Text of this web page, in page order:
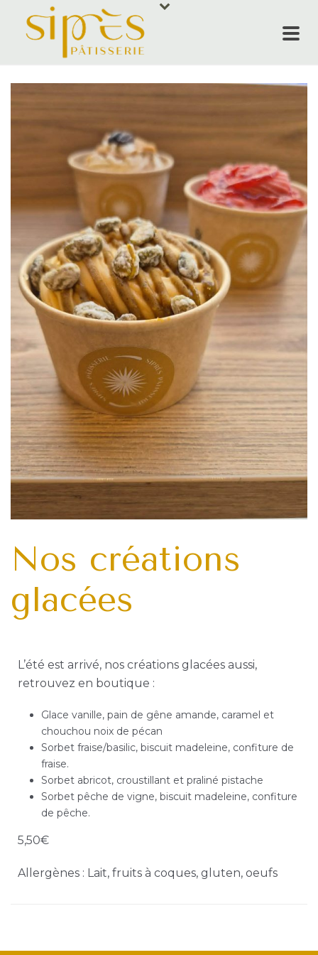
Nos créations
glacées
L’été est arrivé, nos créations glacées aussi,
retrouvez en boutique :
Glace vanille, pain de gêne amande, caramel et
chouchou noix de pécan
Sorbet fraise/basilic, biscuit madeleine, confiture de
fraise.
Sorbet abricot, croustillant et praliné pistache
Sorbet pêche de vigne, biscuit madeleine, confiture
de pêche.
5,50€
Allergènes : Lait, fruits à coques, gluten, oeufs
ACCUEIL
NOS
SIPRÈS
QUI
CONTACT
Siprès Pâtisserie
39 Rue de
Ouvert du mardi
De 7h30 à 19h30
Tram T1 – Arrêt